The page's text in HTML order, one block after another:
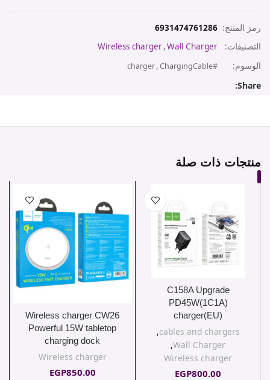
رمز المنتج: 6931474761286
التصنيفات:
Wall Charger
,
Wireless charger
الوسوم:
#ChargingCable
,
charger
Share:
منتجات ذات صلة
C158A Upgrade
PD45W(1C1A)
charger(EU)
cables and chargers
,
Wall Charger
,
Wireless charger
EGP800.00
Wireless charger CW26
Powerful 15W tabletop
charging dock
Wireless charger
EGP850.00